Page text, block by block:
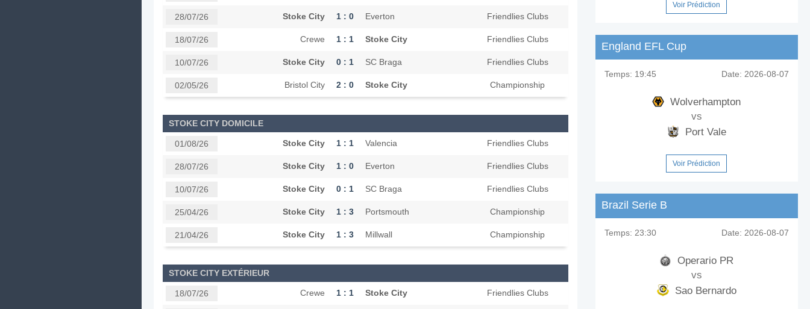
28/07/26 Stoke City 1 : 0 Everton Friendlies Clubs
18/07/26 Crewe 1 : 1 Stoke City Friendlies Clubs
10/07/26 Stoke City 0 : 1 SC Braga Friendlies Clubs
02/05/26 Bristol City 2 : 0 Stoke City Championship
STOKE CITY DOMICILE
01/08/26 Stoke City 1 : 1 Valencia Friendlies Clubs
28/07/26 Stoke City 1 : 0 Everton Friendlies Clubs
10/07/26 Stoke City 0 : 1 SC Braga Friendlies Clubs
25/04/26 Stoke City 1 : 3 Portsmouth Championship
21/04/26 Stoke City 1 : 3 Millwall Championship
STOKE CITY EXTÉRIEUR
18/07/26 Crewe 1 : 1 Stoke City Friendlies Clubs
Voir Prédiction
England EFL Cup
Temps: 19:45 Date: 2026-08-07
Wolverhampton
vs
Port Vale
Voir Prédiction
Brazil Serie B
Temps: 23:30 Date: 2026-08-07
Operario PR
vs
Sao Bernardo